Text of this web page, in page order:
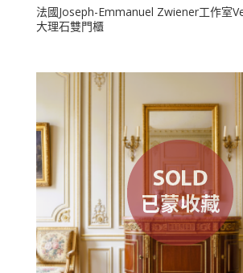
法國Joseph-Emmanuel Zwiener工作室
大理石雙門櫃